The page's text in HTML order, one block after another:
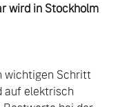
wird in Stockholm
wichtigen Schritt
auf elektrisch